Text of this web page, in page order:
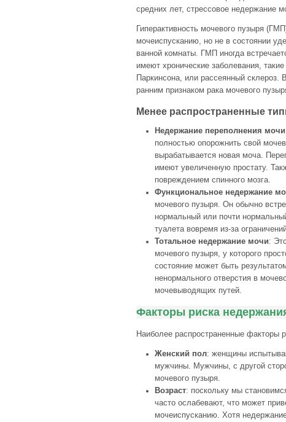
средних лет, стрессовое недержание
Гиперактивность мочевого пузыря
мочеиспусканию, но не в состоянии
ванной комнаты. ГМП иногда
имеют хронические заболевания,
Паркинсона, или рассеянный
ранним признаком рака мочевого
Менее распространенные
Недержание переполнения мочи
полностью опорожнить свой
вырабатывается новая моча.
имеют увеличенную простату.
повреждением спинного мозга.
Функциональное недержание
мочевого пузыря. Он обычно
нормальный или почти
туалета вовремя из-за
Тотальное недержание мочи:
мочевого пузыря, у которого
состояние может быть
ненормального отверстия в
мочевыводящих путей.
Факторы риска
Наиболее распространенные факторы
Женский пол: женщины
мужчины. Мужчины, с другой
мочевого пузыря.
Возраст: поскольку мы
часто ослабевают, что может
мочеиспусканию. Хотя